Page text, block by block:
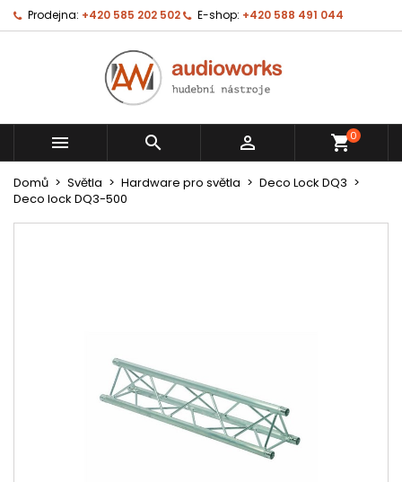
Prodejna: +420 585 202 502 E-shop: +420 588 491 044
   shopping_cart0
Domů Světla Hardware pro světla
Deco Lock DQ3
Deco lock DQ3-500